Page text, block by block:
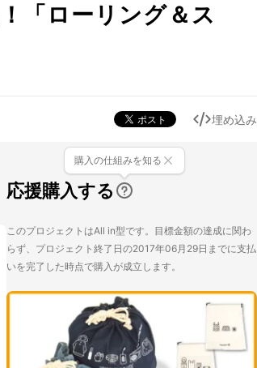
「ローリング＆ス
埋め込み
応援購入する
購入の仕組みを知る
このプロジェクトはAll in型です。目標金額の達成に関わ
らず、プロジェクト終了日の2017年06月29日までに支払
いを完了した時点で購入が成立します。